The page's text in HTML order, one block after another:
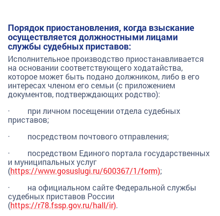
Порядок приостановления, когда взыскание
осуществляется должностными лицами
службы судебных приставов:
Исполнительное производство приостанавливается
на основании соответствующего ходатайства,
которое может быть подано должником, либо в его
интересах членом его семьи (с приложением
документов, подтверждающих родство):
· при личном посещении отдела судебных
приставов;
· посредством почтового отправления;
· посредством Единого портала государственных
и муниципальных услуг
(https://www.gosuslugi.ru/600367/1/form);
· на официальном сайте Федеральной службы
судебных приставов России
(https://r78.fssp.gov.ru/hall/ir).